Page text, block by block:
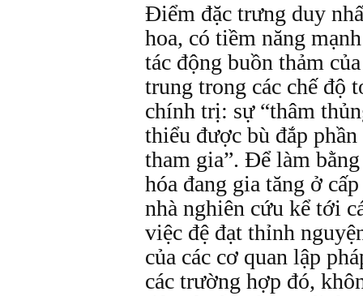
Ðiểm đặc trưng duy
hoa, có tiềm năng
tác động buồn thảm
trung trong các chế độ
chính trị: sự “thâm
thiểu được bù đắp
tham gia”. Ðể làm
hóa đang gia tăng ở
nhà nghiên cứu kể tới
việc đệ đạt thỉnh
của các cơ quan lập
các trường hợp đó,